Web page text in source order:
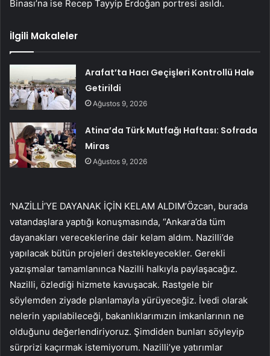
Binası’na ise Recep Tayyip Erdoğan portresi asıldı.
İlgili Makaleler
Arafat’ta Hacı Geçişleri Kontrollü Hale
Getirildi
Ağustos 9, 2026
Atina’da Türk Mutfağı Haftası: Sofrada
Miras
Ağustos 9, 2026
‘NAZİLLİ’YE DAYANAK İÇİN KELAM ALDIM’Özcan, burada
vatandaşlara yaptığı konuşmasında, “Ankara’da tüm
dayanakları vereceklerine dair kelam aldım. Nazilli’de
yapılacak bütün projeleri destekleyecekler. Gerekli
yazışmalar tamamlanınca Nazilli halkıyla paylaşacağız.
Nazilli, özlediği hizmete kavuşacak. Rastgele bir
söylemden ziyade planlamayla yürüyeceğiz. İvedi olarak
nelerin yapılabileceği, bakanlıklarımızın imkanlarının ne
olduğunu değerlendiriyoruz. Şimdiden bunları söyleyip
sürprizi kaçırmak istemiyorum. Nazilli’ye yatırımlar